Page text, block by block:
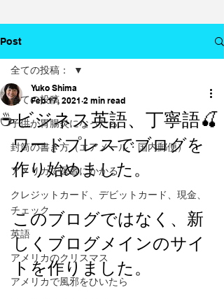
Post
全ての投稿：
子供が胃腸炎になったら
封筒の書き方（エアメール・国内郵便）
アメリカで医者にかかる
クレジットカード、デビットカード、現金、
チェック
英語
アメリカのクリスマス
アメリカで風邪をひいたら
全ての投稿：
☕ビジネス英語、丁寧語🍒
Yuko Shima
Feb 17, 2021 2 min read
ワードプレスでブログを
作り始めました。
このブログではなく、新
しくブログメインのサイ
トを作りました。